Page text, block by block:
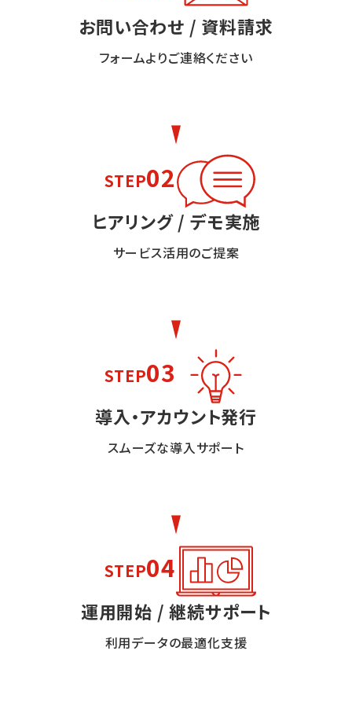
お問い合わせ / 資料請求
フォームよりご連絡ください
STEP02
ヒアリング / デモ実施
サービス活用のご提案
STEP03
導入・アカウント発行
スムーズな導入サポート
STEP04
運用開始 / 継続サポート
利用データの最適化支援